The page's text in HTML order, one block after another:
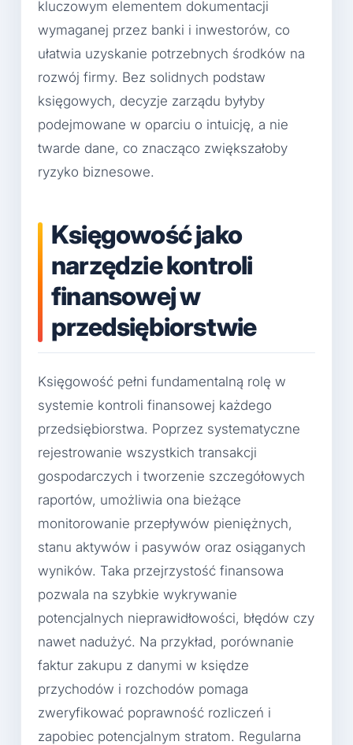
kluczowym elementem dokumentacji
wymaganej przez banki i inwestorów, co
ułatwia uzyskanie potrzebnych środków na
rozwój firmy. Bez solidnych podstaw
księgowych, decyzje zarządu byłyby
podejmowane w oparciu o intuicję, a nie
twarde dane, co znacząco zwiększałoby
ryzyko biznesowe.
Księgowość jako
narzędzie kontroli
finansowej w
przedsiębiorstwie
Księgowość pełni fundamentalną rolę w
systemie kontroli finansowej każdego
przedsiębiorstwa. Poprzez systematyczne
rejestrowanie wszystkich transakcji
gospodarczych i tworzenie szczegółowych
raportów, umożliwia ona bieżące
monitorowanie przepływów pieniężnych,
stanu aktywów i pasywów oraz osiąganych
wyników. Taka przejrzystość finansowa
pozwala na szybkie wykrywanie
potencjalnych nieprawidłowości, błędów czy
nawet nadużyć. Na przykład, porównanie
faktur zakupu z danymi w księdze
przychodów i rozchodów pomaga
zweryfikować poprawność rozliczeń i
zapobiec potencjalnym stratom. Regularna